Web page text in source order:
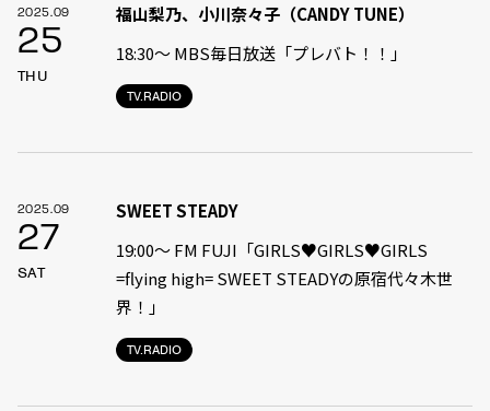
2025.09
25
THU
TV.RADIO
福山梨乃、小川奈々子（CANDY TUNE）
18:30〜 MBS毎日放送「プレバト！！」
2025.09
27
SAT
TV.RADIO
SWEET STEADY
19:00〜 FM FUJI「GIRLS♥GIRLS♥GIRLS
=flying high= SWEET STEADYの原宿代々木世
界！」